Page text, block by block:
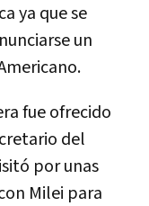
ya que se
un
fue ofrecido
del
por unas
Milei para